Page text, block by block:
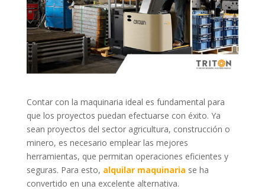
Contar con la maquinaria ideal es fundamental para
que los proyectos puedan efectuarse con éxito. Ya
sean proyectos del sector agricultura, construcción o
minero, es necesario emplear las mejores
herramientas, que permitan operaciones eficientes y
seguras. Para esto, alquilar maquinaria se ha
convertido en una excelente alternativa.